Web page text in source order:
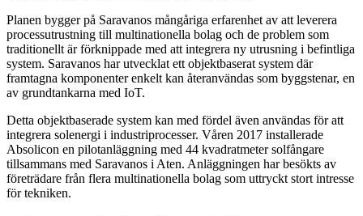
Planen bygger på Saravanos mångåriga erfarenhet av att leverera
processutrustning till multinationella bolag och de problem som
traditionellt är förknippade med att integrera ny utrusning i befintliga
system. Saravanos har utvecklat ett objektbaserat system där
framtagna komponenter enkelt kan återanvändas som byggstenar, en
av grundtankarna med IoT.
Detta objektbaserade system kan med fördel även användas för att
integrera solenergi i industriprocesser. Våren 2017 installerade
Absolicon en pilotanläggning med 44 kvadratmeter solfångare
tillsammans med Saravanos i Aten. Anläggningen har besökts av
företrädare från flera multinationella bolag som uttryckt stort intresse
för tekniken.